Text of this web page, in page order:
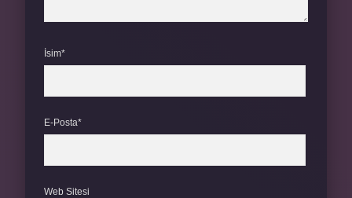
İsim*
E-Posta*
Web Sitesi